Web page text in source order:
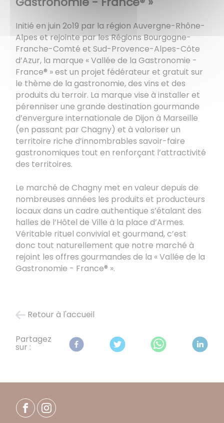
Initié en juin 2o19 par la région Auvergne-Rhône-
Alpes et rejointe par les Régions Bourgogne-
Franche-Comté et Sud-Provence-Alpes-Côte
d’Azur, la marque « Vallée de la Gastronomie -
France® » est un projet fédérateur et gratuit sur
le thème de la gastronomie, des vins et des
produits du terroir. La marque vise à installer et
pérenniser une grande destination gourmande
d’envergure internationale de Dijon à Marseille
(en passant par Chagny) et à valoriser un
territoire riche d’innombrables savoir-faire
gastronomiques tout en renforçant l’attractivité
des territoires.
Le marché de Chagny met en valeur depuis de
nombreuses années les produits et producteurs
locaux dans un cadre authentique s’étalant des
halles de l’Hôtel de Ville à la place d’Armes.
Véritable rituel convivial et gourmand, c’est
donc tout naturellement que notre marché à
rejoint les offres gourmandes de la « Vallée de la
Gastronomie - France® ».
Retour à l'accueil
Partagez
sur :